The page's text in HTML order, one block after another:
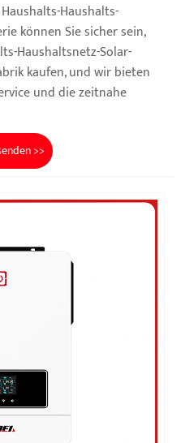
Haushalts-
können Sie sicher sein,
Haushaltsnetz-Solar-
kaufen, und wir bieten
und die zeitnahe
>>